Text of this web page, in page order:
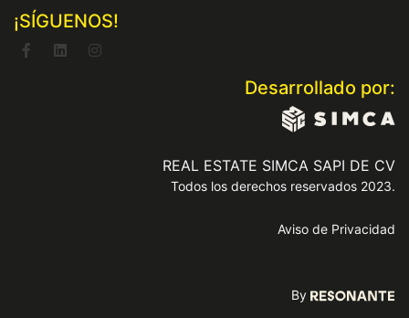
¡SÍGUENOS!
Desarrollado por:
REAL ESTATE SIMCA SAPI DE CV
Todos los derechos reservados 2023.
Aviso de Privacidad
By